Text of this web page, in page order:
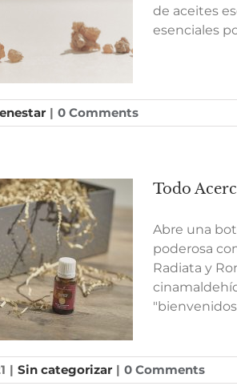
de aceites
esenciales
| 0 Comments
Todo
Abre una
poderosa
Radiata y
| Sin categorizar | 0 Comments